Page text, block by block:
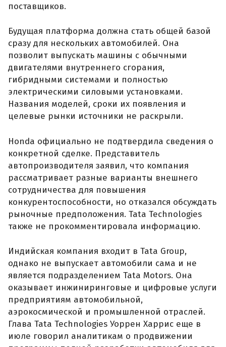
поставщиков.
Будущая платформа должна стать общей базой
сразу для нескольких автомобилей. Она
позволит выпускать машины с обычными
двигателями внутреннего сгорания,
гибридными системами и полностью
электрическими силовыми установками.
Названия моделей, сроки их появления и
целевые рынки источники не раскрыли.
Honda официально не подтвердила сведения о
конкретной сделке. Представитель
автопроизводителя заявил, что компания
рассматривает разные варианты внешнего
сотрудничества для повышения
конкурентоспособности, но отказался обсуждать
рыночные предположения. Tata Technologies
также не прокомментировала информацию.
Индийская компания входит в Tata Group,
однако не выпускает автомобили сама и не
является подразделением Tata Motors. Она
оказывает инжиниринговые и цифровые услуги
предприятиям автомобильной,
аэрокосмической и промышленной отраслей.
Глава Tata Technologies Уоррен Харрис еще в
июле говорил аналитикам о продвижении